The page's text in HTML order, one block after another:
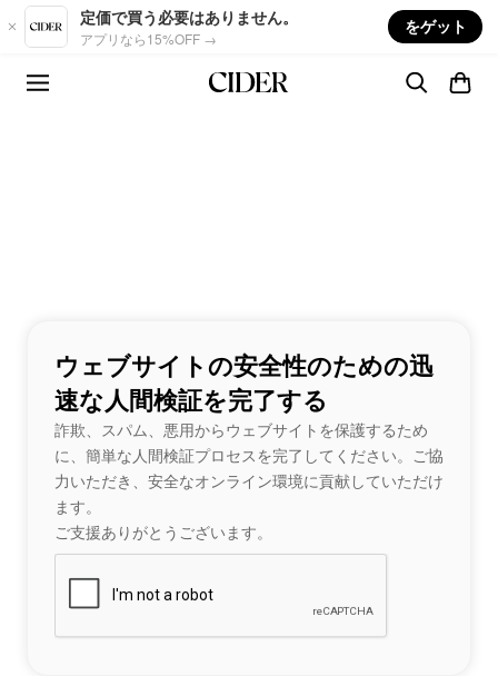
Skip to main content
定価で買う必要はありません。
アプリなら15%OFF →
をゲット
ウェブサイトの安全性のための迅
速な人間検証を完了する
詐欺、スパム、悪用からウェブサイトを保護するため
に、簡単な人間検証プロセスを完了してください。ご協
力いただき、安全なオンライン環境に貢献していただけ
ます。
ご支援ありがとうございます。